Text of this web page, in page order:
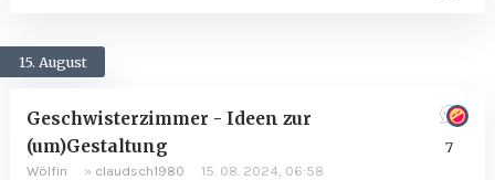
15. August
7
Geschwisterzimmer - Ideen zur
(um)Gestaltung
Wölfin » claudsch1980 15. 08. 2024, 06:58